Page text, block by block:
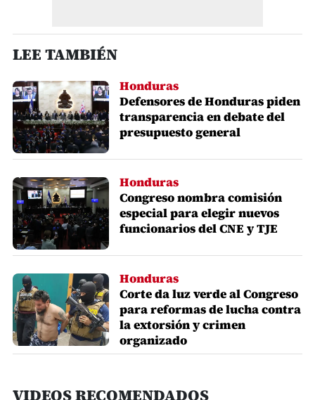
LEE TAMBIÉN
Honduras
Defensores de Honduras piden
transparencia en debate del
presupuesto general
Honduras
Congreso nombra comisión
especial para elegir nuevos
funcionarios del CNE y TJE
Honduras
Corte da luz verde al Congreso
para reformas de lucha contra
la extorsión y crimen
organizado
VIDEOS RECOMENDADOS